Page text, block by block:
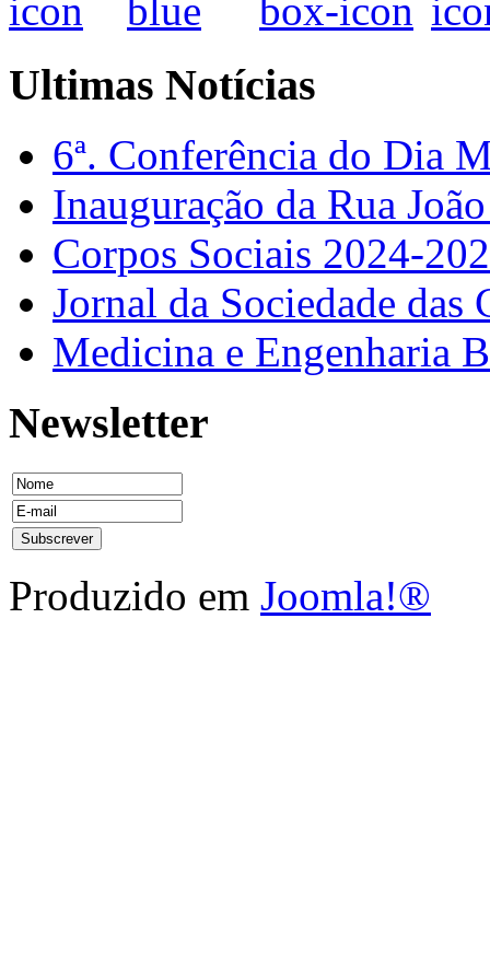
Ultimas Notícias
6ª. Conferência do Dia
Inauguração da Rua
Corpos Sociais 2024-
Jornal da Sociedade
Medicina e Engenharia
Newsletter
Produzido em Joomla!®